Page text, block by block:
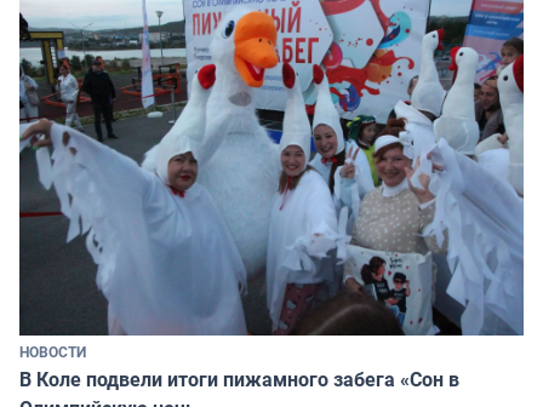
НОВОСТИ
В Коле подвели итоги пижамного забега «Сон в